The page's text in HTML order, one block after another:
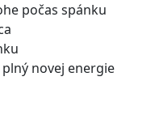
počas spánku
novej energie